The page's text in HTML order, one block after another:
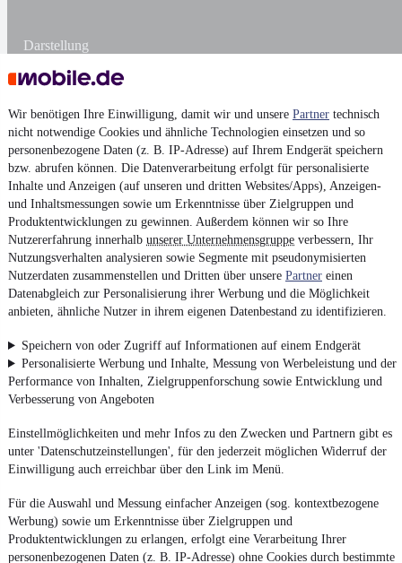
Wir benötigen Ihre Einwilligung, damit wir und unsere Partner technisch
nicht notwendige Cookies und ähnliche Technologien einsetzen und so
personenbezogene Daten (z. B. IP-Adresse) auf Ihrem Endgerät speichern
bzw. abrufen können. Die Datenverarbeitung erfolgt für personalisierte
Inhalte und Anzeigen (auf unseren und dritten Websites/Apps), Anzeigen-
und Inhaltsmessungen sowie um Erkenntnisse über Zielgruppen und
Produktentwicklungen zu gewinnen. Außerdem können wir so Ihre
Nutzererfahrung innerhalb unserer Unternehmensgruppe verbessern, Ihr
Nutzungsverhalten analysieren sowie Segmente mit pseudonymisierten
Nutzerdaten zusammenstellen und Dritten über unsere Partner einen
Datenabgleich zur Personalisierung ihrer Werbung und die Möglichkeit
anbieten, ähnliche Nutzer in ihrem eigenen Datenbestand zu identifizieren.
Speichern von oder Zugriff auf Informationen auf einem Endgerät
Personalisierte Werbung und Inhalte, Messung von Werbeleistung und der
Performance von Inhalten, Zielgruppenforschung sowie Entwicklung und
Verbesserung von Angeboten
Einstellmöglichkeiten und mehr Infos zu den Zwecken und Partnern gibt es
unter 'Datenschutzeinstellungen', für den jederzeit möglichen Widerruf der
Einwilligung auch erreichbar über den Link im Menü.
Für die Auswahl und Messung einfacher Anzeigen (sog. kontextbezogene
Werbung) sowie um Erkenntnisse über Zielgruppen und
Produktentwicklungen zu erlangen, erfolgt eine Verarbeitung Ihrer
personenbezogenen Daten (z. B. IP-Adresse) ohne Cookies durch bestimmte
Darstellung